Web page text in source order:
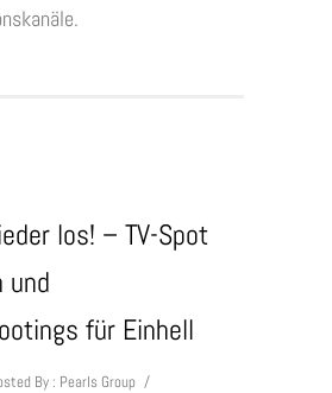
los! – TV-Spot
und
für Einhell
By : Pearls Group /